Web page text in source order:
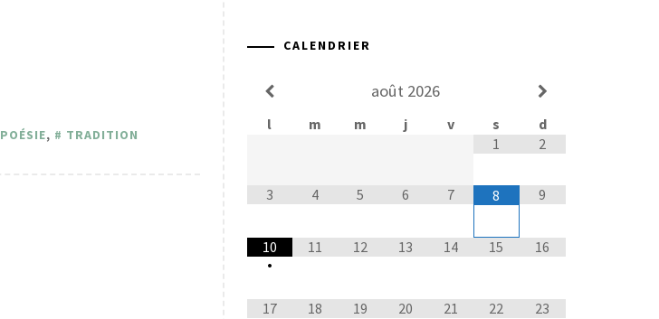
POÉSIE, TRADITION
CALENDRIER
août 2026
l m m j v s
d
1
2
3 4 5 6 7 8 9
10
•
11 12 13 14 15 16
17 18 19 20 21 22 23